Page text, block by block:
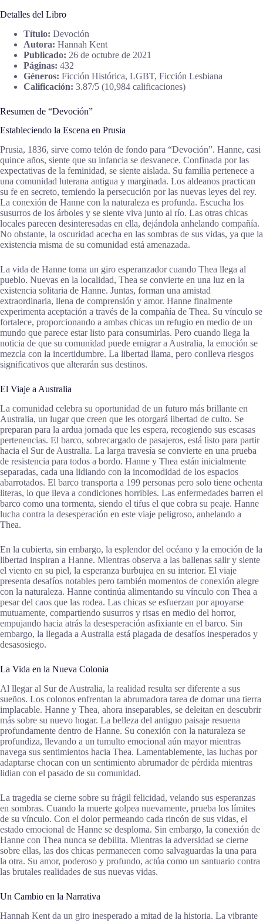
Detalles del Libro
Título: Devoción
Autora: Hannah Kent
Publicado: 26 de octubre de 2021
Páginas: 432
Géneros: Ficción Histórica, LGBT, Ficción Lesbiana
Calificación: 3.87/5 (10,984 calificaciones)
Resumen de “Devoción”
Estableciendo la Escena en Prusia
Prusia, 1836, sirve como telón de fondo para “Devoción”. Hanne, casi
quince años, siente que su infancia se desvanece. Confinada por las
expectativas de la feminidad, se siente aislada. Su familia pertenece a
una comunidad luterana antigua y marginada. Los aldeanos practican
su fe en secreto, temiendo la persecución por las nuevas leyes del rey.
La conexión de Hanne con la naturaleza es profunda. Escucha los
susurros de los árboles y se siente viva junto al río. Las otras chicas
locales parecen desinteresadas en ella, dejándola anhelando compañía.
No obstante, la oscuridad acecha en las sombras de sus vidas, ya que la
existencia misma de su comunidad está amenazada.
La vida de Hanne toma un giro esperanzador cuando Thea llega al
pueblo. Nuevas en la localidad, Thea se convierte en una luz en la
existencia solitaria de Hanne. Juntas, forman una amistad
extraordinaria, llena de comprensión y amor. Hanne finalmente
experimenta aceptación a través de la compañía de Thea. Su vínculo se
fortalece, proporcionando a ambas chicas un refugio en medio de un
mundo que parece estar listo para consumirlas. Pero cuando llega la
noticia de que su comunidad puede emigrar a Australia, la emoción se
mezcla con la incertidumbre. La libertad llama, pero conlleva riesgos
significativos que alterarán sus destinos.
El Viaje a Australia
La comunidad celebra su oportunidad de un futuro más brillante en
Australia, un lugar que creen que les otorgará libertad de culto. Se
preparan para la ardua jornada que les espera, recogiendo sus escasas
pertenencias. El barco, sobrecargado de pasajeros, está listo para partir
hacia el Sur de Australia. La larga travesía se convierte en una prueba
de resistencia para todos a bordo. Hanne y Thea están inicialmente
separadas, cada una lidiando con la incomodidad de los espacios
abarrotados. El barco transporta a 199 personas pero solo tiene ochenta
literas, lo que lleva a condiciones horribles. Las enfermedades barren el
barco como una tormenta, siendo el tifus el que cobra su peaje. Hanne
lucha contra la desesperación en este viaje peligroso, anhelando a
Thea.
En la cubierta, sin embargo, la esplendor del océano y la emoción de la
libertad inspiran a Hanne. Mientras observa a las ballenas salir y siente
el viento en su piel, la esperanza burbujea en su interior. El viaje
presenta desafíos notables pero también momentos de conexión alegre
con la naturaleza. Hanne continúa alimentando su vínculo con Thea a
pesar del caos que las rodea. Las chicas se esfuerzan por apoyarse
mutuamente, compartiendo susurros y risas en medio del horror,
empujando hacia atrás la desesperación asfixiante en el barco. Sin
embargo, la llegada a Australia está plagada de desafíos inesperados y
desasosiego.
La Vida en la Nueva Colonia
Al llegar al Sur de Australia, la realidad resulta ser diferente a sus
sueños. Los colonos enfrentan la abrumadora tarea de domar una tierra
implacable. Hanne y Thea, ahora inseparables, se deleitan en descubrir
más sobre su nuevo hogar. La belleza del antiguo paisaje resuena
profundamente dentro de Hanne. Su conexión con la naturaleza se
profundiza, llevando a un tumulto emocional aún mayor mientras
navega sus sentimientos hacia Thea. Lamentablemente, las luchas por
adaptarse chocan con un sentimiento abrumador de pérdida mientras
lidian con el pasado de su comunidad.
La tragedia se cierne sobre su frágil felicidad, velando sus esperanzas
en sombras. Cuando la muerte golpea nuevamente, prueba los límites
de su vínculo. Con el dolor permeando cada rincón de sus vidas, el
estado emocional de Hanne se desploma. Sin embargo, la conexión de
Hanne con Thea nunca se debilita. Mientras la adversidad se cierne
sobre ellas, las dos chicas permanecen como salvaguardas la una para
la otra. Su amor, poderoso y profundo, actúa como un santuario contra
las brutales realidades de sus nuevas vidas.
Un Cambio en la Narrativa
Hannah Kent da un giro inesperado a mitad de la historia. La vibrante